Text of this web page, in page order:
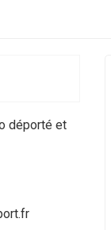
déporté et